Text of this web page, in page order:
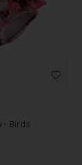
- Birds